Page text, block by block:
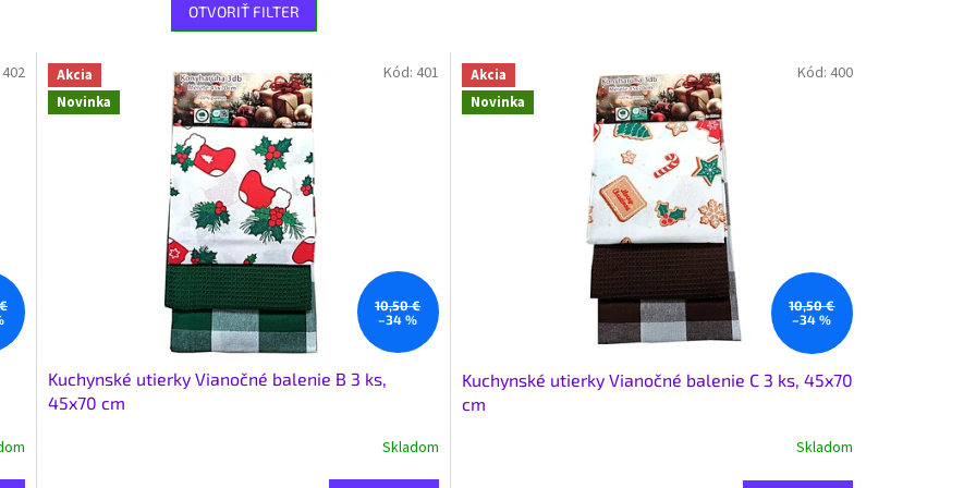
OTVORIŤ FILTER
402
Akcia
Novinka
10,50 €
–34 %
Kuchynské utierky Vianočné balenie B 3 ks,
45x70 cm
Skladom
Kód: 401
Akcia
Novinka
10,50 €
–34 %
Kuchynské utierky Vianočné balenie C 3 ks, 45x70
cm
Skladom
Kód: 400